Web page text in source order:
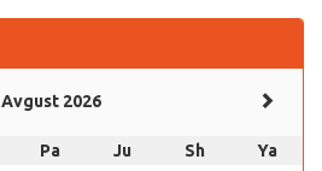
Avgust 2026
Pa Ju Sh
Ya